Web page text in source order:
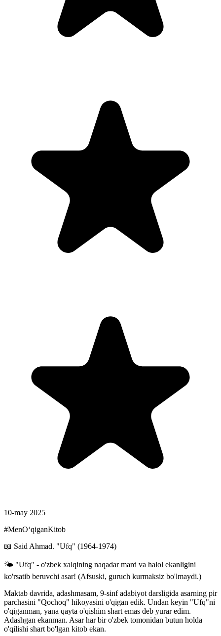
10-may 2025
#MenOʻqiganKitob
📖 Said Ahmad. "Ufq" (1964-1974)
🌤 "Ufq" - o'zbek xalqining naqadar mard va halol ekanligini
ko'rsatib beruvchi asar! (Afsuski, guruch kurmaksiz bo'lmaydi.)
Maktab davrida, adashmasam, 9-sinf adabiyot darsligida asarning pir
parchasini "Qochoq" hikoyasini o'qigan edik. Undan keyin "Ufq"ni
o'qiganman, yana qayta o'qishim shart emas deb yurar edim.
Adashgan ekanman. Asar har bir o'zbek tomonidan butun holda
o'qilishi shart bo'lgan kitob ekan.